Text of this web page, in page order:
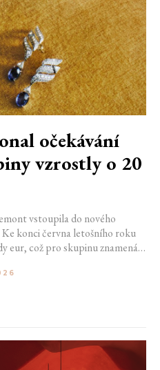
očekávání
vzrostly o 20
vstoupila do nového
konci června letošního roku
eur, což pro skupinu znamená
ekonomickou nejistotu